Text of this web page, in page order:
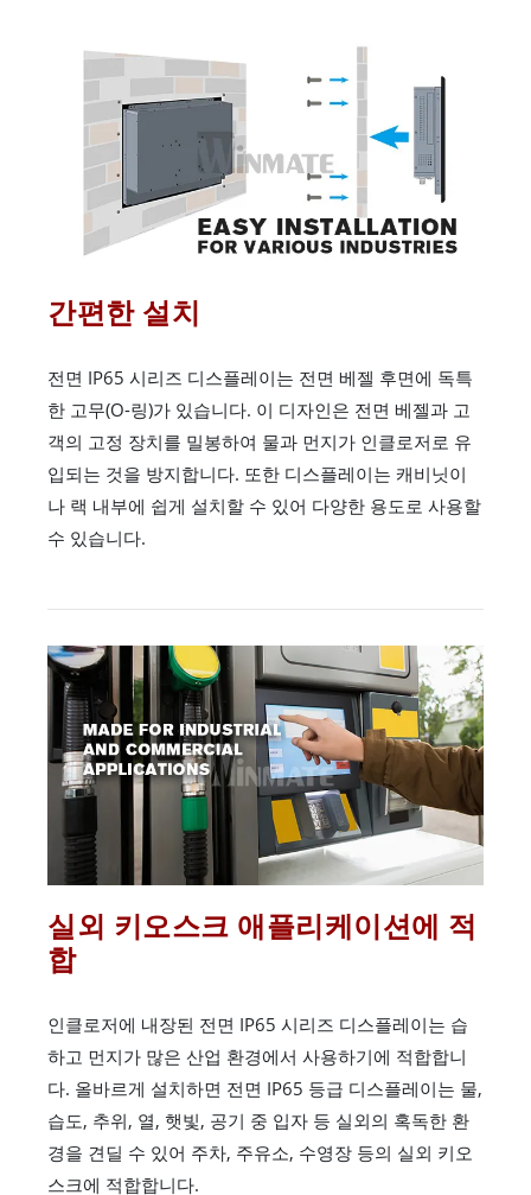
간편한 설치
전면 IP65 시리즈 디스플레이는 전면 베젤 후면에 독특
한 고무(O-링)가 있습니다. 이 디자인은 전면 베젤과 고
객의 고정 장치를 밀봉하여 물과 먼지가 인클로저로 유
입되는 것을 방지합니다. 또한 디스플레이는 캐비닛이
나 랙 내부에 쉽게 설치할 수 있어 다양한 용도로 사용할
수 있습니다.
실외 키오스크 애플리케이션에 적
합
인클로저에 내장된 전면 IP65 시리즈 디스플레이는 습
하고 먼지가 많은 산업 환경에서 사용하기에 적합합니
다. 올바르게 설치하면 전면 IP65 등급 디스플레이는 물,
습도, 추위, 열, 햇빛, 공기 중 입자 등 실외의 혹독한 환
경을 견딜 수 있어 주차, 주유소, 수영장 등의 실외 키오
스크에 적합합니다.